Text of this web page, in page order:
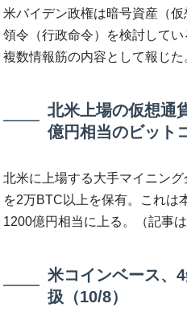
米バイデン政権は暗号資産（
領令（行政命令）を検討して
複数情報筋の内容として報じた
北米上場の仮想通
億円相当のビット
北米に上場する大手マイニン
を2万BTC以上を保有。これは
1200億円相当に上る。（記事は
米コインベース、
扱（10/8）